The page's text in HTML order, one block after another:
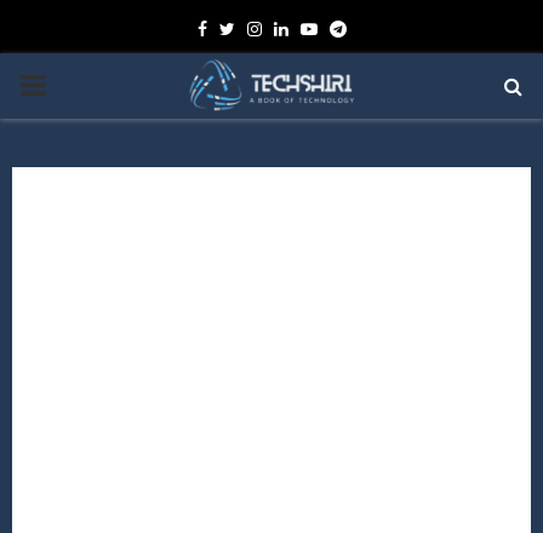
Facebook
TwitterInstagram
Linkedin
YoutubeTelegram
PRIMARY